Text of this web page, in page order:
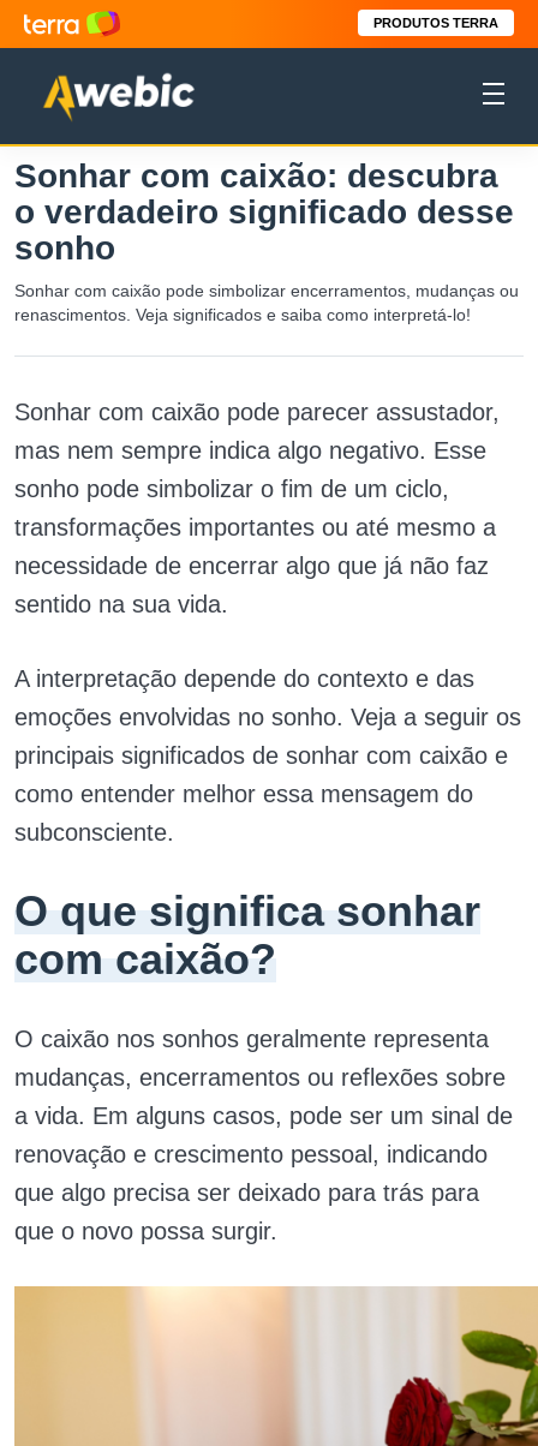
PRODUTOS TERRA
Sonhar com caixão: descubra
o verdadeiro significado desse
sonho
Sonhar com caixão pode simbolizar encerramentos, mudanças ou
renascimentos. Veja significados e saiba como interpretá-lo!
Sonhar com caixão pode parecer assustador,
mas nem sempre indica algo negativo. Esse
sonho pode simbolizar o fim de um ciclo,
transformações importantes ou até mesmo a
necessidade de encerrar algo que já não faz
sentido na sua vida.
A interpretação depende do contexto e das
emoções envolvidas no sonho. Veja a seguir os
principais significados de sonhar com caixão e
como entender melhor essa mensagem do
subconsciente.
O que significa sonhar
com caixão?
O caixão nos sonhos geralmente representa
mudanças, encerramentos ou reflexões sobre
a vida. Em alguns casos, pode ser um sinal de
renovação e crescimento pessoal, indicando
que algo precisa ser deixado para trás para
que o novo possa surgir.